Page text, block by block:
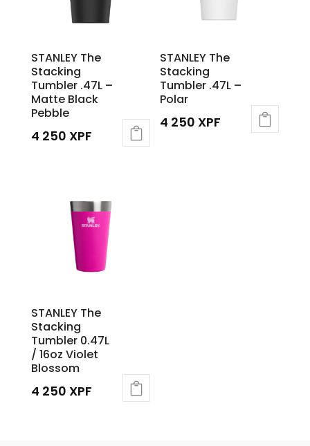
STANLEY The
Stacking
Tumbler .47L –
Matte Black
Pebble
4 250 XPF
STANLEY The
Stacking
Tumbler .47L –
Polar
4 250 XPF
STANLEY The
Stacking
Tumbler 0.47L
/ 16oz Violet
Blossom
4 250 XPF